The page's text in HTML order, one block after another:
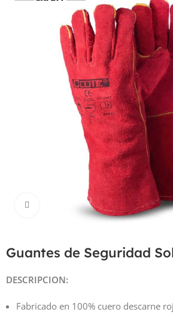
Haga Click para agrandar
Guantes de Seguridad
DESCRIPCION:
Fabricado en 100% cuero descarne